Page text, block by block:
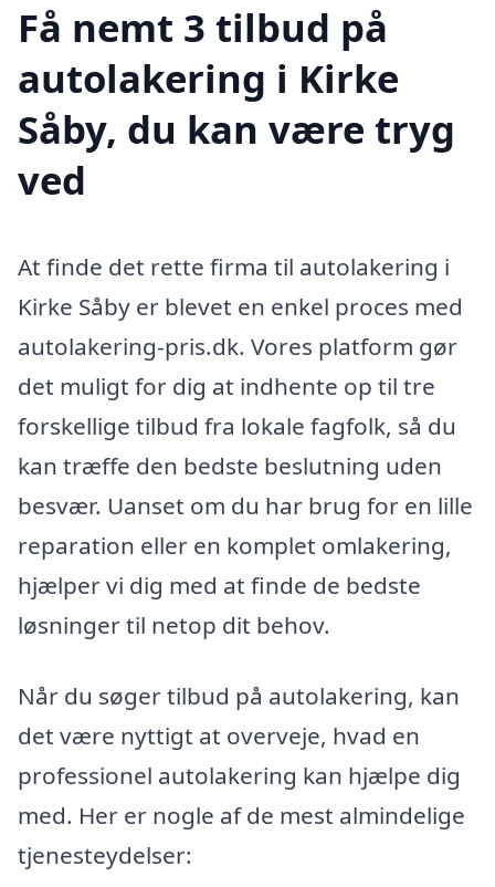
Få nemt 3 tilbud på
autolakering i Kirke
Såby, du kan være tryg
ved
At finde det rette firma til autolakering i
Kirke Såby er blevet en enkel proces med
autolakering-pris.dk. Vores platform gør
det muligt for dig at indhente op til tre
forskellige tilbud fra lokale fagfolk, så du
kan træffe den bedste beslutning uden
besvær. Uanset om du har brug for en lille
reparation eller en komplet omlakering,
hjælper vi dig med at finde de bedste
løsninger til netop dit behov.
Når du søger tilbud på autolakering, kan
det være nyttigt at overveje, hvad en
professionel autolakering kan hjælpe dig
med. Her er nogle af de mest almindelige
tjenesteydelser: